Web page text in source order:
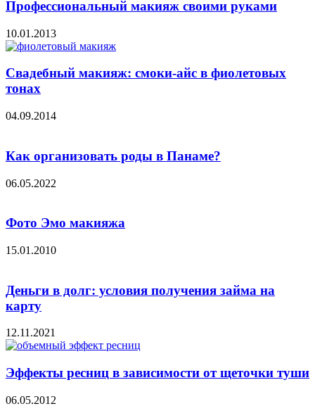
Профессиональный макияж своими руками
10.01.2013
Свадебный макияж: смоки-айс в фиолетовых
тонах
04.09.2014
Как организовать роды в Панаме?
06.05.2022
Фото Эмо макияжа
15.01.2010
Деньги в долг: условия получения займа на
карту
12.11.2021
Эффекты ресниц в зависимости от щеточки туши
06.05.2012